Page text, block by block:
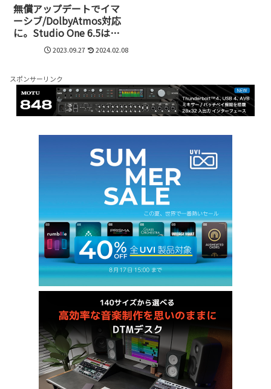
無償アップデートでイマ
ーシブ/DolbyAtmos対応
に。Studio One 6.5はヘ
ッドホンで空間オーディ
オ作品が作れる
2023.09.27 2024.02.08
スポンサーリンク